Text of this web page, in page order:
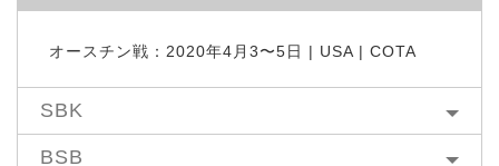
オースチン戦：2020年4月3〜5日 | USA | COTA
SBK
BSB